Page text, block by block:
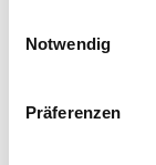
Notwendig
Präferenzen